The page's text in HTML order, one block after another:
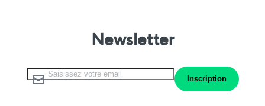
Newsletter
Inscription à notre lettre d’information :
Inscription